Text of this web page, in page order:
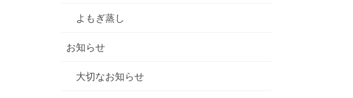
よもぎ蒸し
お知らせ
大切なお知らせ